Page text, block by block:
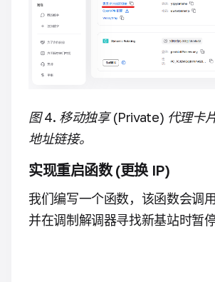
图 4. 移动独享 (Private) 代理卡
地址链接。
实现重启函数 (更换 IP)
我们编写一个函数，该函数会调
并在调制解调器寻找新基站时暂停